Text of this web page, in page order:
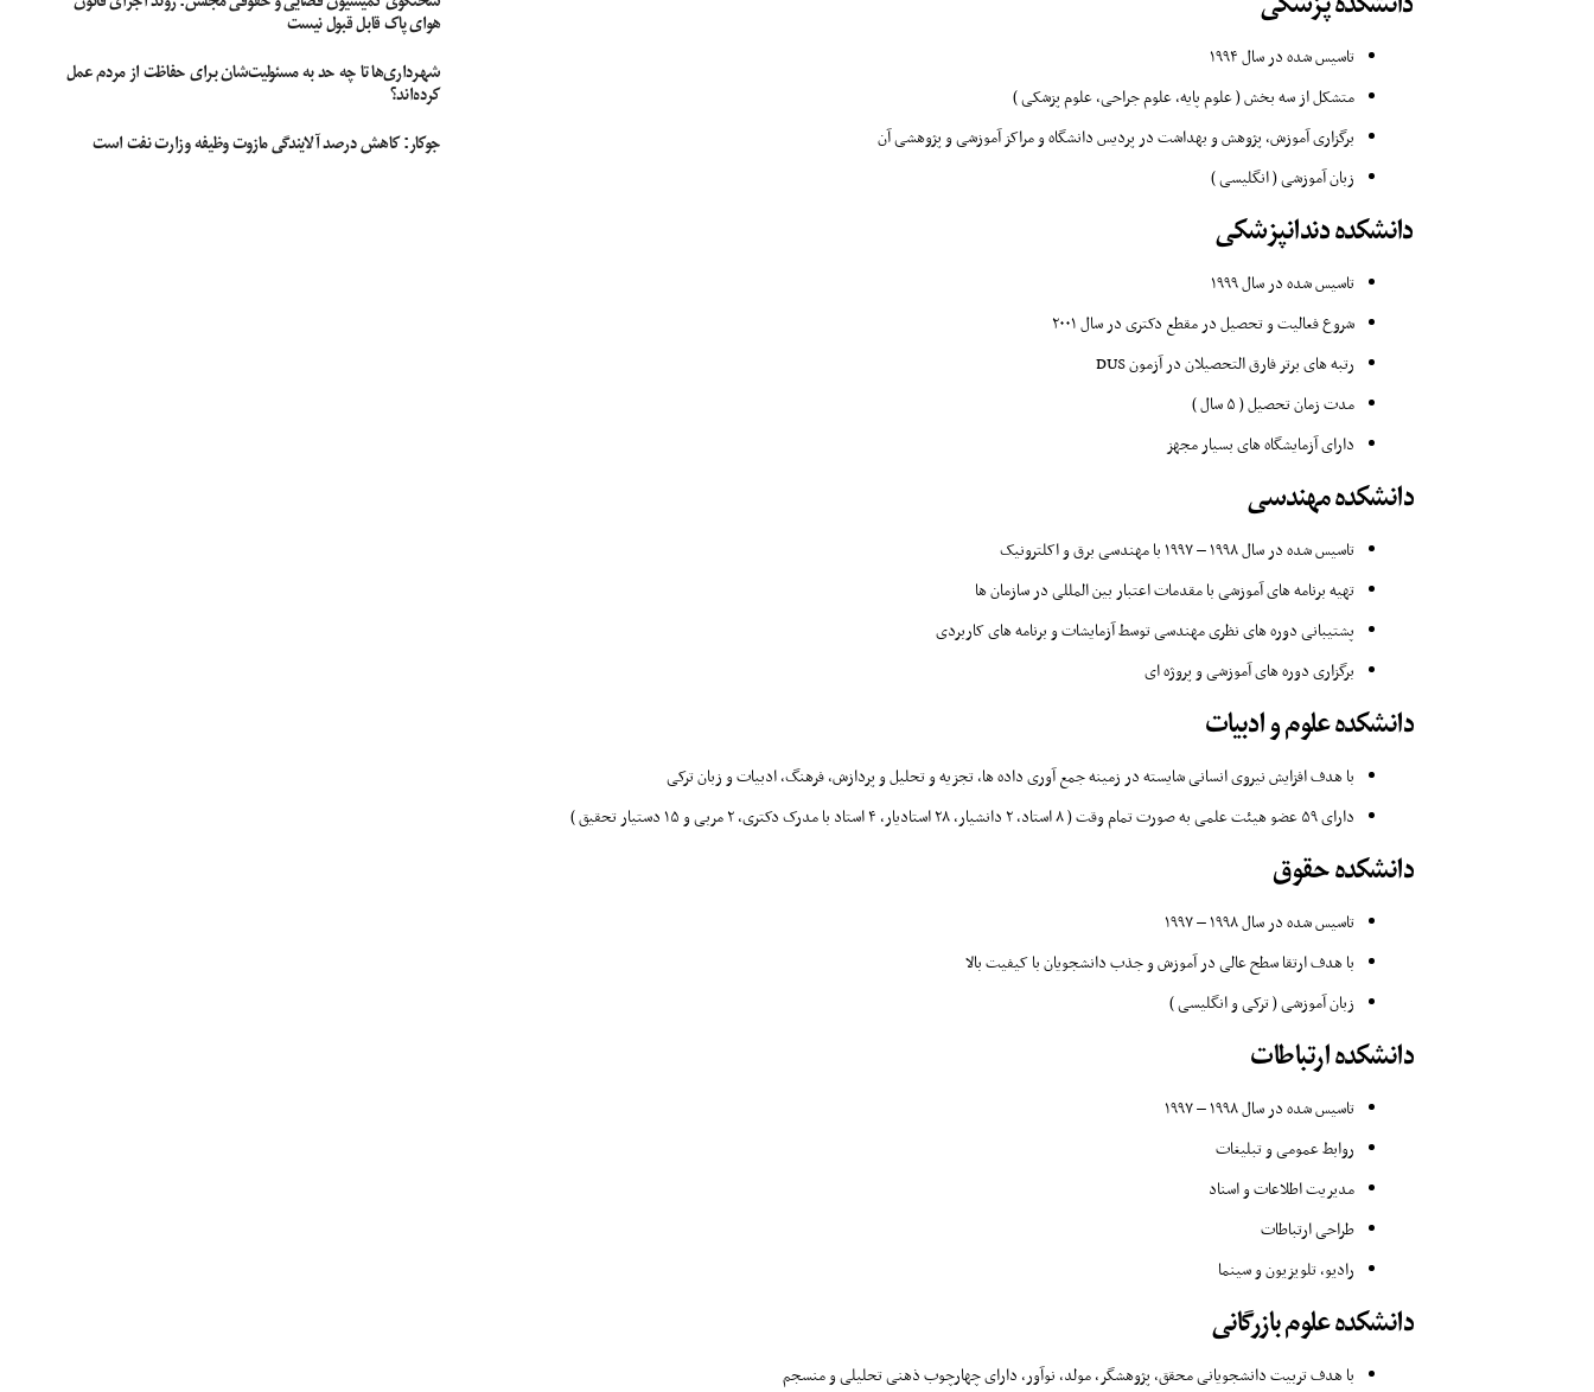
تاسیس شده در سال ۱۹۹۴
متشکل از سه بخش ( علوم پایه، علوم جراحی، علوم پزشکی )
برگزاری آموزش، پژوهش و بهداشت در پردیس دانشگاه و مراکز آموزشی و پژوهشی آن
زبان آموزشی ( انگلیسی )
دانشکده دندانپزشکی
تاسیس شده در سال ۱۹۹۹
شروع فعالیت و تحصیل در مقطع دکتری در سال ۲۰۰۱
رتبه های برتر فارق التحصیلان در آزمون DUS
مدت زمان تحصیل ( ۵ سال )
دارای آزمایشگاه های بسیار مجهز
دانشکده مهندسی
تاسیس شده در سال ۱۹۹۸ – ۱۹۹۷ با مهندسی برق و اکلترونیک
تهیه برنامه های آموزشی با مقدمات اعتبار بین المللی در سازمان ها
پشتیبانی دوره های نظری مهندسی توسط آزمایشات و برنامه های کاربردی
برگزاری دوره های آموزشی و پروژه ای
دانشکده علوم و ادبیات
با هدف افزایش نیروی انسانی شایسته در زمینه جمع آوری داده ها، تجزیه و تحلیل و پردازش، فرهنگ، ادبیات و زبان ترکی
دارای ۵۹ عضو هیئت علمی به صورت تمام وقت ( ۸ استاد، ۲ دانشیار، ۲۸ استادیار، ۴ استاد با مدرک دکتری، ۲ مربی و ۱۵ دستیار تحقیق )
دانشکده حقوق
تاسیس شده در سال ۱۹۹۸ – ۱۹۹۷
با هدف ارتقا سطح عالی در آموزش و جذب دانشجویان با کیفیت بالا
زبان آموزشی ( ترکی و انگلیسی )
دانشکده ارتباطات
تاسیس شده در سال ۱۹۹۸ – ۱۹۹۷
روابط عمومی و تبلیغات
مدیریت اطلاعات و اسناد
طراحی ارتباطات
رادیو، تلویزیون و سینما
دانشکده علوم بازرگانی
با هدف تربیت دانشجویانی محقق، پژوهشگر، مولد، نوآور، دارای چهارچوب ذهنی تحلیلی و منسجم
هوای پاک قابل قبول نیست
شهرداری‌ها تا چه حد به مسئولیت‌شان برای حفاظت از مردم عمل
کرده‌اند؟
جوکار: کاهش درصد آلایندگی مازوت وظیفه وزارت نفت است